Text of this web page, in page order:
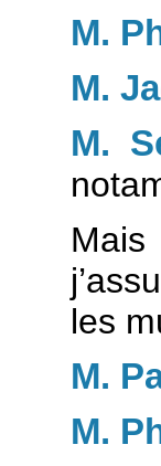
M.
M.
M.
les
M.
M.